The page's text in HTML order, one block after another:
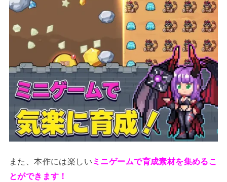
また、本作には楽しい ミニゲームで育成素材を集めるこ
とができます！